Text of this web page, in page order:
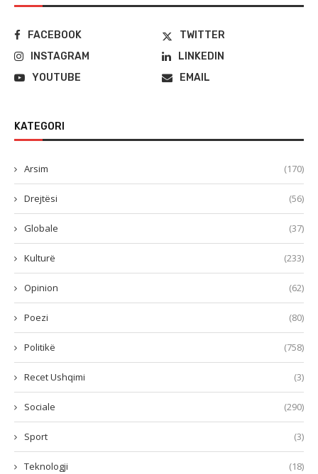
FACEBOOK
TWITTER
INSTAGRAM
LINKEDIN
YOUTUBE
EMAIL
KATEGORI
Arsim (170)
Drejtësi (56)
Globale (37)
Kulturë (233)
Opinion (62)
Poezi (80)
Politikë (758)
Recet Ushqimi (3)
Sociale (290)
Sport (3)
Teknologji (18)